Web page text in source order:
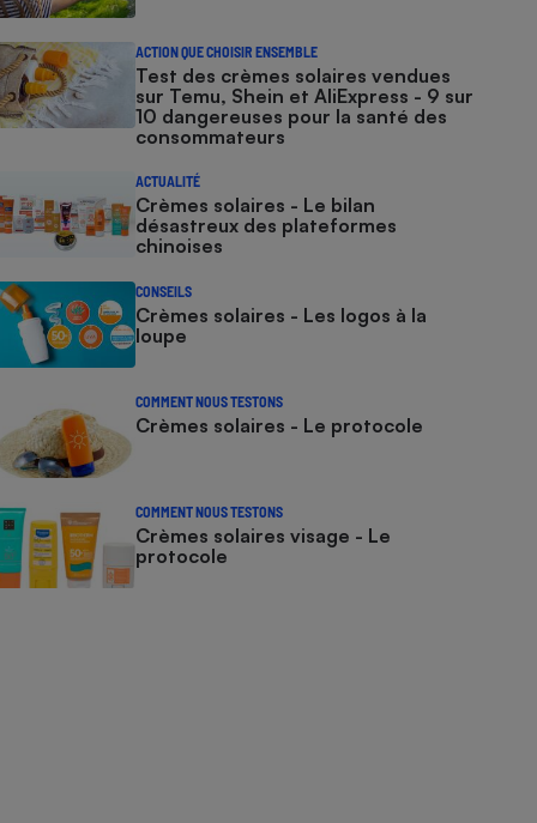
ACTION QUE CHOISIR ENSEMBLE
Test des crèmes solaires vendues
sur Temu, Shein et AliExpress - 9 sur
10 dangereuses pour la santé des
consommateurs
ACTUALITÉ
Crèmes solaires - Le bilan
désastreux des plateformes
chinoises
CONSEILS
Crèmes solaires - Les logos à la
loupe
COMMENT NOUS TESTONS
Crèmes solaires - Le protocole
COMMENT NOUS TESTONS
Crèmes solaires visage - Le
protocole